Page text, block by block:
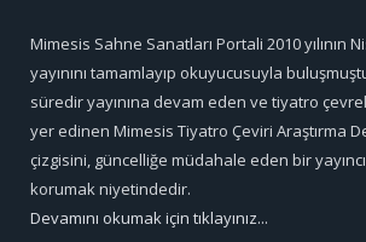
Mimesis Sahne Sanatları Portali 2010 yılının
yayınını tamamlayıp okuyucusuyla
süredir yayınına devam eden ve tiyatro
yer edinen Mimesis Tiyatro Çeviri Araştırma
çizgisini, güncelliğe müdahale eden bir
korumak niyetindedir.
Devamını okumak için tıklayınız...